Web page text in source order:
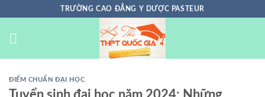
nội
TRƯỜNG CAO ĐẲNG Y DƯỢC PASTEUR
ĐIỂM CHUẨN ĐẠI HỌC
Tuyển sinh đại học năm 2024: Những